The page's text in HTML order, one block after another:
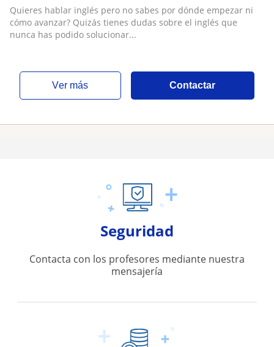
Quieres hablar inglés pero no sabes por dónde empezar ni
cómo avanzar? Quizás tienes dudas sobre el inglés que
nunca has podido solucionar...
ver más Contactar
Seguridad
Contacta con los profesores mediante nuestra
mensajería